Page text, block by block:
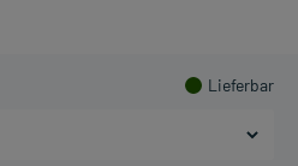
Lieferbar